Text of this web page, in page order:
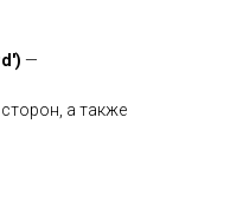
—
а также